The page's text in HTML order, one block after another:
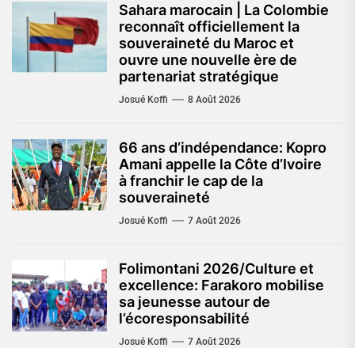
Sahara marocain | La Colombie
reconnaît officiellement la
souveraineté du Maroc et
ouvre une nouvelle ère de
partenariat stratégique
Josué Koffi 8 Août 2026
66 ans d’indépendance: Kopro
Amani appelle la Côte d’Ivoire
à franchir le cap de la
souveraineté
Josué Koffi 7 Août 2026
Folimontani 2026/Culture et
excellence: Farakoro mobilise
sa jeunesse autour de
l’écoresponsabilité
Josué Koffi 7 Août 2026